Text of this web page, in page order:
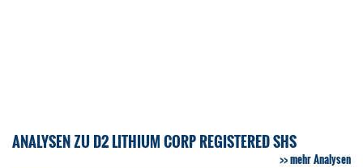
ANALYSEN ZU D2 LITHIUM CORP REGISTERED SHS
mehr Analysen